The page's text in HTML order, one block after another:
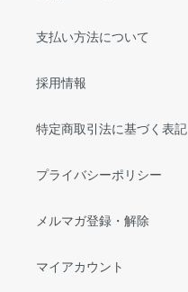
支払い方法について
採用情報
特定商取引法に基づく表記
プライバシーポリシー
メルマガ登録・解除
マイアカウント